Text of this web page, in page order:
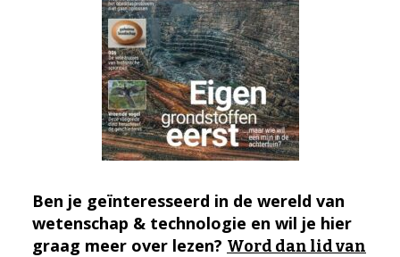
Ben je geïnteresseerd in de wereld van
wetenschap & technologie en wil je hier
graag meer over lezen? Word dan lid van